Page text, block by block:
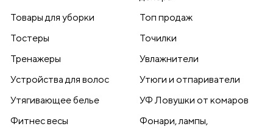
Товары для уборки
Топ продаж
Тостеры
Точилки
Тренажеры
Увлажнители
Устройства для волос
Утюги и отпариватели
Утягивающее белье
УФ Ловушки от комаров
Фитнес весы
Фонари, лампы,